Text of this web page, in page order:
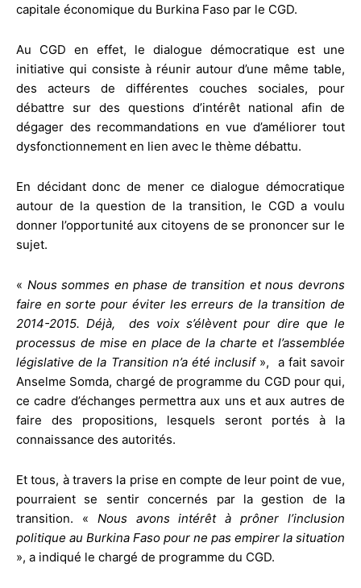
capitale économique du Burkina Faso par le CGD.
Au CGD en effet, le dialogue démocratique est une
initiative qui consiste à réunir autour d’une même table,
des acteurs de différentes couches sociales, pour
débattre sur des questions d’intérêt national afin de
dégager des recommandations en vue d’améliorer tout
dysfonctionnement en lien avec le thème débattu.
En décidant donc de mener ce dialogue démocratique
autour de la question de la transition, le CGD a voulu
donner l’opportunité aux citoyens de se prononcer sur le
sujet.
« Nous sommes en phase de transition et nous devrons
faire en sorte pour éviter les erreurs de la transition de
2014-2015. Déjà, des voix s’élèvent pour dire que le
processus de mise en place de la charte et l’assemblée
législative de la Transition n’a été inclusif», a fait savoir
Anselme Somda, chargé de programme du CGD pour qui,
ce cadre d’échanges permettra aux uns et aux autres de
faire des propositions, lesquels seront portés à la
connaissance des autorités.
Et tous, à travers la prise en compte de leur point de vue,
pourraient se sentir concernés par la gestion de la
transition. « Nous avons intérêt à prôner l’inclusion
politique au Burkina Faso pour ne pas empirer la situation
», a indiqué le chargé de programme du CGD.